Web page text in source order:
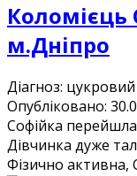
Коломієць
м.Дніпро
Діагноз: цукровий
Опубліковано:
Софійка
Дівчинка дуже
Фізично